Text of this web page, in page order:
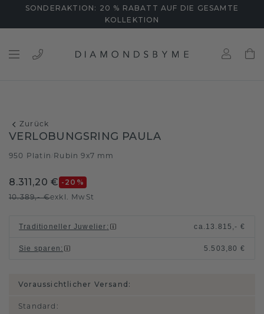
SONDERAKTION: 20 % RABATT AUF DIE GESAMTE
KOLLEKTION
Zurück
VERLOBUNGSRING PAULA
950 Platin Rubin 9x7 mm
8.311,20 € -20 %
10.389,- €exkl. MwSt
Traditioneller Juwelier : ca. 13.815,- €
Sie sparen : 5.503,80 €
Voraussichtlicher Versand:
Standard :